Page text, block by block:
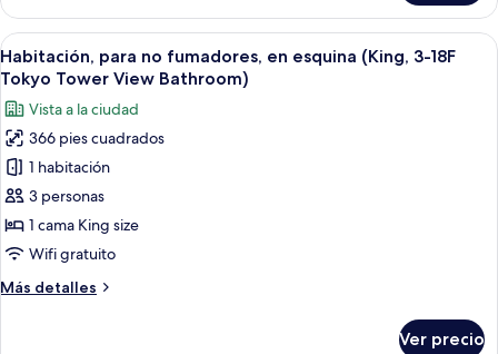
para
no
fumadores
(3F,
Universal
Room)
Abrir
todas
las
fotos
de
Habitación,
para
no
fumadores,
esquina
Habitación de hotel con una cama
6
Habitación, para no fumadores, en esquina (King, 3-18F
Tokyo Tower View Bathroom)
Vista a la ciudad
366 pies cuadrados
1 habitación
3 personas
1 cama King size
Wifi gratuito
Más detalles
Más
Ver precio